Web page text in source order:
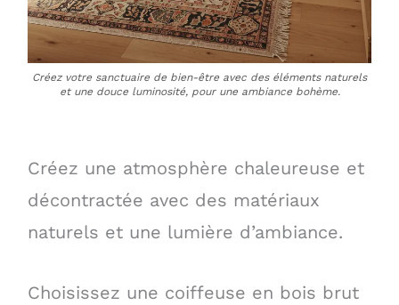
Créez votre sanctuaire de bien-être avec des éléments naturels
et une douce luminosité, pour une ambiance bohème.
Créez une atmosphère chaleureuse et
décontractée avec des matériaux
naturels et une lumière d’ambiance.
Choisissez une coiffeuse en bois brut